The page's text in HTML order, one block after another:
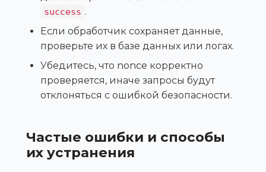
success .
Если обработчик сохраняет данные,
проверьте их в базе данных или логах.
Убедитесь, что nonce корректно
проверяется, иначе запросы будут
отклоняться с ошибкой безопасности.
Частые ошибки и способы
их устранения